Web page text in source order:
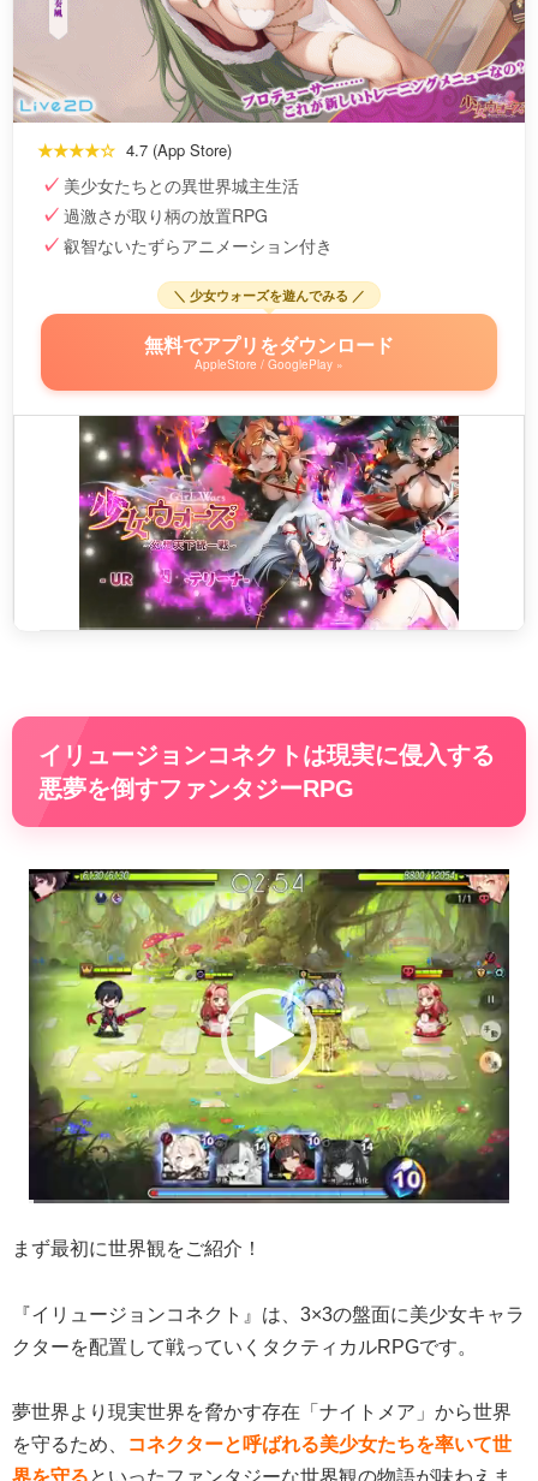
★★★★☆ 4.7 (App Store)
美少女たちとの異世界城主生活
過激さが取り柄の放置RPG
叡智ないたずらアニメーション付き
＼ 少女ウォーズを遊んでみる ／
無料でアプリをダウンロード
AppleStore / GooglePlay »
イリュージョンコネクトは現実に侵入する
悪夢を倒すファンタジーRPG
動
プ
レ
ー
ー
まず最初に世界観をご紹介！
『イリュージョンコネクト』は、3×3の盤面に美少女キャラ
クターを配置して戦っていくタクティカルRPGです。
夢世界より現実世界を脅かす存在「ナイトメア」から世界
を守るため、
コネクターと呼ばれる美少女たちを率いて世
界を守る といったファンタジーな世界観の物語が味わえま